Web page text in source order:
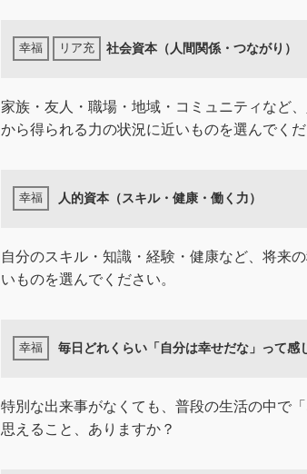
社会資本（人間関係・つながり）
家族・友人・職場・地域・コミュニティなど
から得られる力の状況に近いものを選んでくだ
人的資本（スキル・健康・働く力）
自分のスキル・知識・経験・健康など、将来
いものを選んでください。
毎日どれくらい「自分は幸せだな」って感
特別な出来事がなくても、普段の生活の中で
思えること、ありますか？